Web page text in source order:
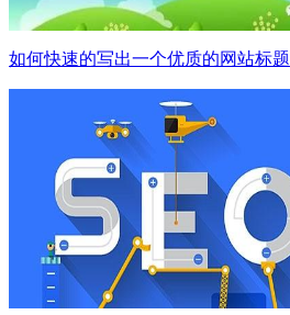
如何快速的写出一个优质的网站标题